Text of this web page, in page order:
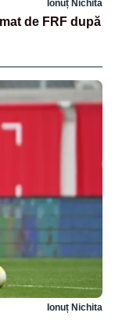
Ionuț Nichita
de FRF după
Ionuț Nichita